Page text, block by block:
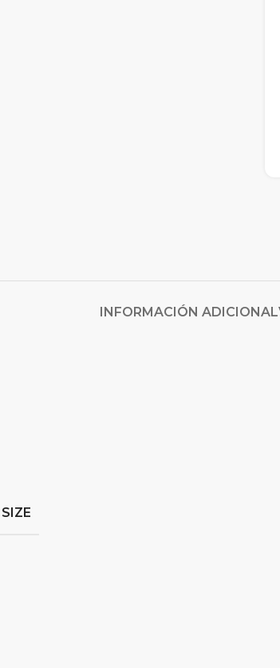
INFORMACIÓN ADICIONAL
SIZE